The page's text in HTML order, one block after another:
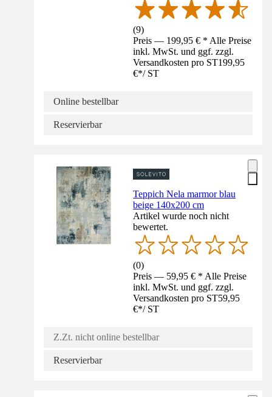
(9)
Preis — 199,95 € * Alle Preise
inkl. MwSt. und ggf. zzgl.
Versandkosten pro ST199,95
€*/ ST
Online bestellbar
Reservierbar
Teppich Nela marmor blau
beige 140x200 cm
Artikel wurde noch nicht
bewertet.
(0)
Preis — 59,95 € * Alle Preise
inkl. MwSt. und ggf. zzgl.
Versandkosten pro ST59,95
€*/ ST
Z.Zt. nicht online bestellbar
Reservierbar